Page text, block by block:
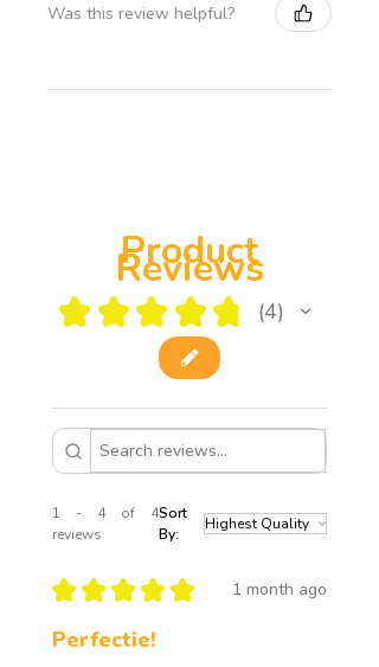
Was this review helpful?
Product
Reviews
★ ★ ★ ★ ★ 4
4
1 - 4 of 4
reviews
Sort
By:
★ ★ ★ ★ ★ 1 month ago
Perfectie!